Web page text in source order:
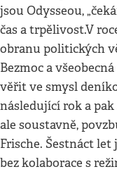
jsou Odysseou,
čas a trpělivost.V
obranu politických
Bezmoc a
věřit ve smysl
následující rok a
ale soustavně,
Frische. Šestnáct
bez kolaborace s